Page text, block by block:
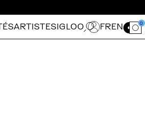
ARTISTES IGLOO
Ouvrir le
FR EN 0